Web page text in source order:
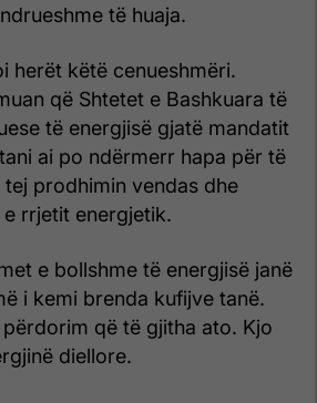
të huaja.
herët këtë cenueshmëri.
që Shtetet e Bashkuara të
të energjisë gjatë mandatit
ai po ndërmerr hapa për të
prodhimin vendas dhe
rrjetit energjetik.
e bollshme të energjisë janë
i kemi brenda kufijve tanë.
përdorim që të gjitha ato. Kjo
diellore.